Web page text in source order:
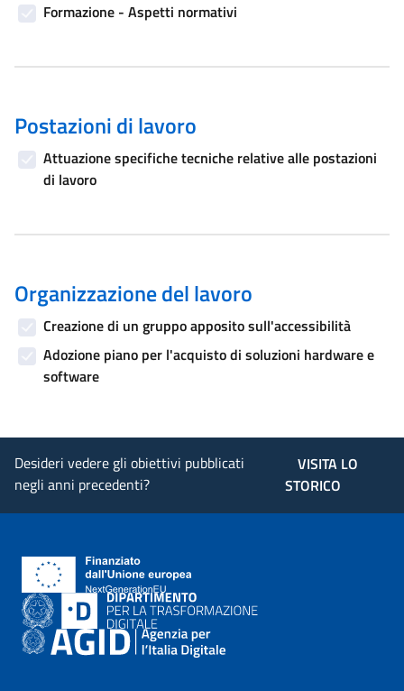
Formazione - Aspetti normativi
Postazioni di lavoro
Attuazione specifiche tecniche relative alle postazioni
di lavoro
Organizzazione del lavoro
Creazione di un gruppo apposito sull'accessibilità
Adozione piano per l'acquisto di soluzioni hardware e
software
Desideri vedere gli obiettivi pubblicati
negli anni precedenti?
VISITA LO
STORICO